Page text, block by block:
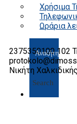
Χρήσιμα
Ωράρια
Search
2375350100 102
Νικήτη